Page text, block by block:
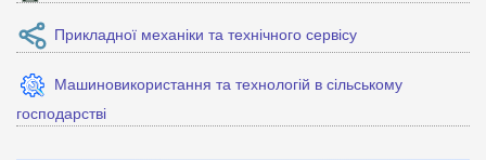
Прикладної механіки та технічного сервісу
Машиновикористання та технологій в сільському
господарстві